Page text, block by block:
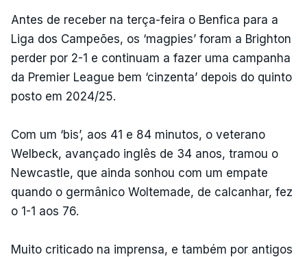
Antes de receber na terça-feira o Benfica para a
Liga dos Campeões, os ‘magpies’ foram a Brighton
perder por 2-1 e continuam a fazer uma campanha
da Premier League bem ‘cinzenta’ depois do quinto
posto em 2024/25.
Com um ‘bis’, aos 41 e 84 minutos, o veterano
Welbeck, avançado inglês de 34 anos, tramou o
Newcastle, que ainda sonhou com um empate
quando o germânico Woltemade, de calcanhar, fez
o 1-1 aos 76.
Muito criticado na imprensa, e também por antigos